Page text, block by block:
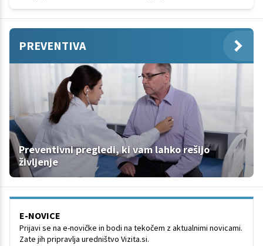
PREVENTIVA
Preventivni pregledi, ki vam lahko rešijo
življenje
E-NOVICE
Prijavi se na e-novičke in bodi na tekočem z aktualnimi novicami.
Zate jih pripravlja uredništvo Vizita.si.